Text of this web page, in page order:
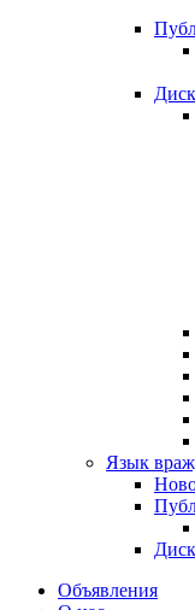
Язык
Объявления